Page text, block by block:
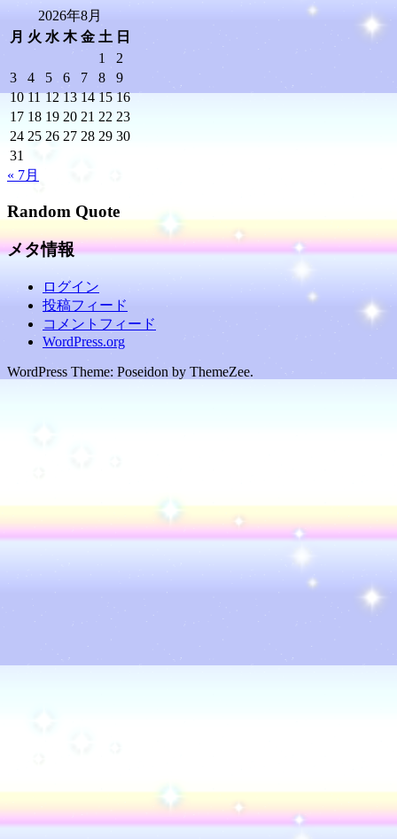
2026年8月
月 火 水 木 金 土 日
1
2
3
4 5 6 7 8
9
10 11 12 13 14 15 16
17 18 19 20 21 22 23
24 25 26 27 28 29 30
31
« 7月
Random Quote
メタ情報
ログイン
投稿フィード
コメントフィード
WordPress.org
WordPress Theme: Poseidon by ThemeZee.